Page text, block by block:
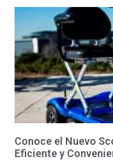
Conoce el Nuevo
Eficiente y